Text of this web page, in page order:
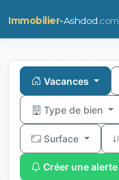
Immobilier-Ashdod .com
Vacances
Type de bien
Surface
Créer une alerte